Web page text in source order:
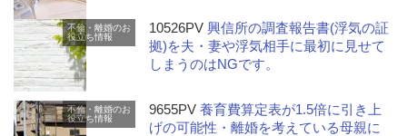
不倫・離婚のお
役立ち情報
10526PV興信所の調査報告書(浮気の証
拠)を夫・妻や浮気相手に最初に見せて
しまうのはNGです。
不倫・離婚のお
役立ち情報
9655PV養育費算定表が1.5倍に引き上
げの可能性・離婚を考えている母親に